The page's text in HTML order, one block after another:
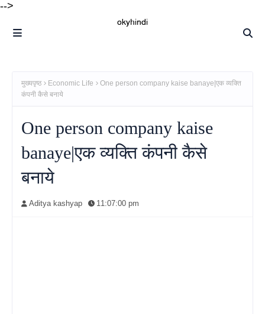
-->
मुख्यपृष्ठ Economic Life
One person company kaise banaye|एक व्यक्ति
कंपनी कैसे बनाये
One person company kaise
banaye|एक व्यक्ति कंपनी कैसे
बनाये
Aditya kashyap 11:07:00 pm